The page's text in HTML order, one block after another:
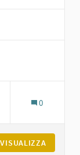
0
VISUALIZZA